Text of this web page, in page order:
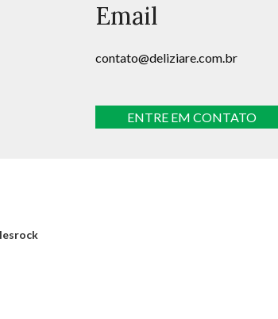
Email
contato@deliziare.com.br
ENTRE EM CONTATO